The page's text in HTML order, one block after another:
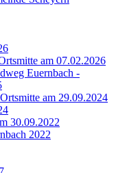
am 07.02.2026
Euernbach -
am 29.09.2024
30.09.2022
2022